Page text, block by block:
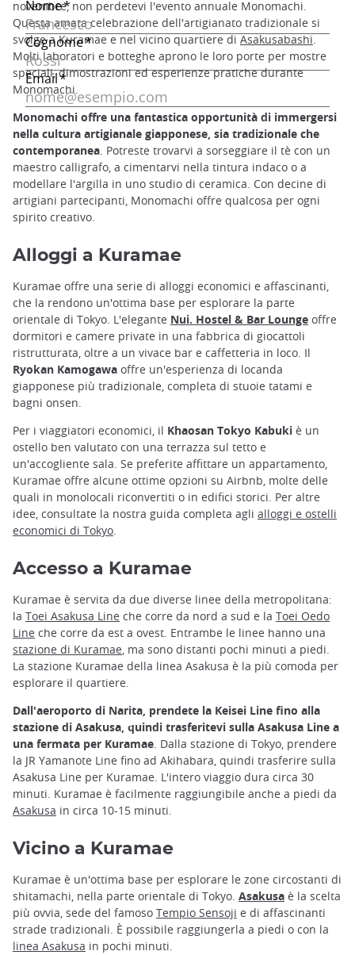
novembre, non perdetevi l'evento annuale Monomachi.
Questa amata celebrazione dell'artigianato tradizionale si
svolge a Kuramae e nel vicino quartiere diAsakusabashi.
Molti laboratori e botteghe aprono le loro porte per mostre
speciali, dimostrazioni ed esperienze pratiche durante
Monomachi.
Monomachi offre una fantastica opportunità di immergersi
nella cultura artigianale giapponese, sia tradizionale che
contemporanea. Potreste trovarvi a sorseggiare il tè con un
maestro calligrafo, a cimentarvi nella tintura indaco o a
modellare l'argilla in uno studio di ceramica. Con decine di
artigiani partecipanti, Monomachi offre qualcosa per ogni
spirito creativo.
Alloggi a Kuramae
Kuramae offre una serie di alloggi economici e affascinanti,
che la rendono un'ottima base per esplorare la parte
orientale di Tokyo. L'elegante Nui. Hostel & Bar Lounge offre
dormitori e camere private in una fabbrica di giocattoli
ristrutturata, oltre a un vivace bar e caffetteria in loco. Il
Ryokan Kamogawa offre un'esperienza di locanda
giapponese più tradizionale, completa di stuoie tatami e
bagni onsen.
Per i viaggiatori economici, il Khaosan Tokyo Kabuki è un
ostello ben valutato con una terrazza sul tetto e
un'accogliente sala. Se preferite affittare un appartamento,
Kuramae offre alcune ottime opzioni su Airbnb, molte delle
quali in monolocali riconvertiti o in edifici storici. Per altre
idee, consultate la nostra guida completa agli alloggi e ostelli
economici di Tokyo.
Accesso a Kuramae
Kuramae è servita da due diverse linee della metropolitana:
la Toei Asakusa Line che corre da nord a sud e la Toei Oedo
Line che corre da est a ovest. Entrambe le linee hanno una
stazione di Kuramae, ma sono distanti pochi minuti a piedi.
La stazione Kuramae della linea Asakusa è la più comoda per
esplorare il quartiere.
Dall'aeroporto di Narita, prendete la Keisei Line fino alla
stazione di Asakusa, quindi trasferitevi sulla Asakusa Line a
una fermata per Kuramae. Dalla stazione di Tokyo, prendere
la JR Yamanote Line fino ad Akihabara, quindi trasferire sulla
Asakusa Line per Kuramae. L'intero viaggio dura circa 30
minuti. Kuramae è facilmente raggiungibile anche a piedi da
Asakusa in circa 10-15 minuti.
Vicino a Kuramae
Kuramae è un'ottima base per esplorare le zone circostanti di
shitamachi, nella parte orientale di Tokyo. Asakusa è la scelta
più ovvia, sede del famoso Tempio Sensoji e di affascinanti
strade tradizionali. È possibile raggiungerla a piedi o con la
linea Asakusa in pochi minuti.